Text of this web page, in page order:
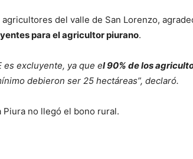
del valle de San Lorenzo,
para el agricultor piurano.
es excluyente, ya que el 90% de los
debieron ser 25 hectáreas”, declaró.
Piura no llegó el bono rural.